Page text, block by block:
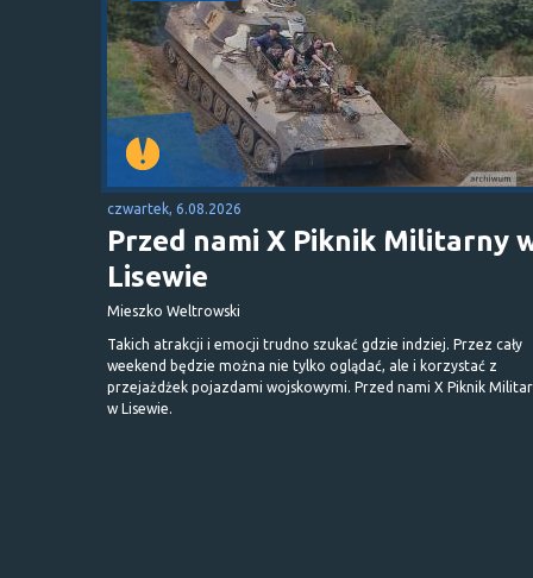
czwartek, 6.08.2026
Przed nami X Piknik Militarny
Lisewie
Mieszko Weltrowski
Takich atrakcji i emocji trudno szukać gdzie indziej. Przez cały
weekend będzie można nie tylko oglądać, ale i korzystać z
przejażdżek pojazdami wojskowymi. Przed nami X Piknik
w Lisewie.